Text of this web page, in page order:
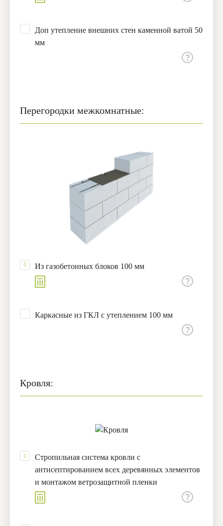
Доп утепление внешних стен каменной ватой 50
мм
Перегородки межкомнатные:
Из газобетонных блоков 100 мм
Каркасные из ГКЛ с утеплением 100 мм
Кровля:
Стропильная система кровли с
антисептированием всех деревянных элементов
и монтажом ветрозащитной пленки